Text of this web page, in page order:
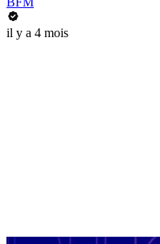
il y a 4 mois